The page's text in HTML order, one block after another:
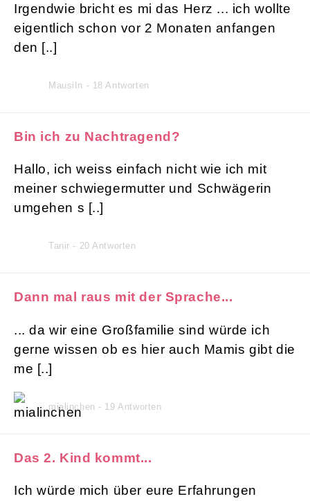
Irgendwie bricht es mi das Herz ... ich wollte
eigentlich schon vor 2 Monaten anfangen
den [..]
MausiIn - 18 Antworten
Bin ich zu Nachtragend?
Hallo, ich weiss einfach nicht wie ich mit
meiner schwiegermutter und Schwägerin
umgehen s [..]
Tanir - 20 Antworten
Dann mal raus mit der Sprache...
... da wir eine Großfamilie sind würde ich
gerne wissen ob es hier auch Mamis gibt die
me [..]
mialinchen - 19 Antworten
Das 2. Kind kommt...
Ich würde mich über eure Erfahrungen